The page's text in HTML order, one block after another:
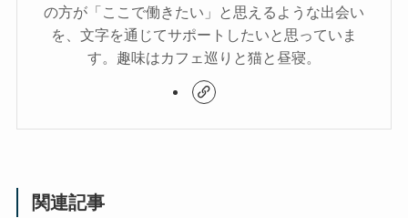
の方が「ここで働きたい」と思えるような出会い
を、文字を通じてサポートしたいと思っていま
す。趣味はカフェ巡りと猫と昼寝。
関連記事